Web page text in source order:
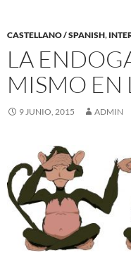
CASTELLANO / SPANISH,
LA
MISMO EN
9 JUNIO, 2015 ADMIN